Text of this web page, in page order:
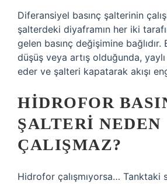
Diferansiyel basınç şalterinin
şalterdeki diyaframın her iki
gelen basınç değişimine bağlıdır.
düşüş veya artış olduğunda,
eder ve şalteri kapatarak akışı
HIDROFOR
ŞALTERI NEDEN
ÇALIŞMAZ?
Hidrofor çalışmıyorsa… Tanktaki